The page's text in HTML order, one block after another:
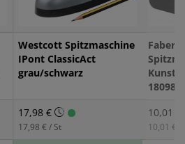
Westcott Spitzmaschine
IPont ClassicAct
grau/schwarz
Faber-
180984
17,98 €
17,98 € / St
10,01 €
10,01 € /